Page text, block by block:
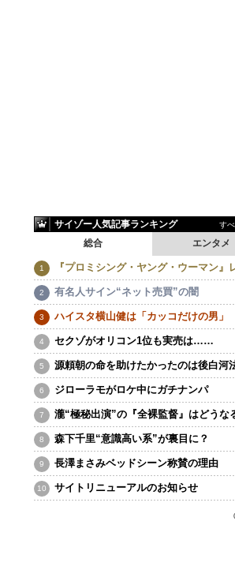
サイゾー人気記事ランキング す
エンタメ
総合
『プロミシング・ヤング・ウーマン』
有名人サイン“ネット売買”の闇
ハイスタ横山健は「カッコだけの男」
セクゾがオリコン1位も実売は……
源頼朝の命を助けたかったのは後白河
ジローラモがロケ中にガチナンパ
瀧“極秘出演”の『全裸監督』はどうな
森下千里“意識高い系”が裏目に？
長澤まさみベッドシーン称賛の理由
サイトリニューアルのお知らせ